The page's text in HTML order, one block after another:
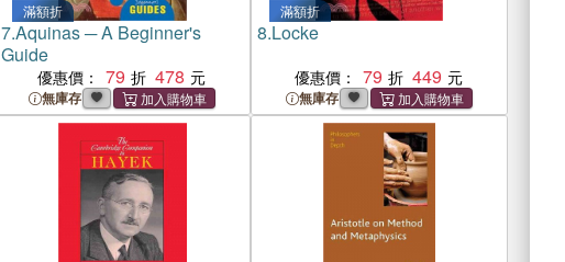
滿額折
7.Aquinas ─ A Beginner's
Guide
優惠價： 79 478
無庫存
滿額折
8.Locke
優惠價： 79 449
無庫存